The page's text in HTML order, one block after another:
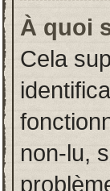
À quoi
Cela
non-lu,